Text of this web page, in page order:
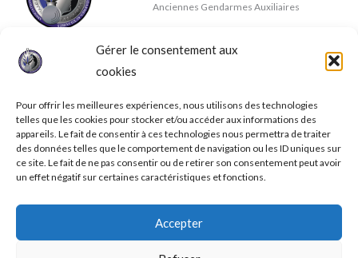
Gérer le consentement aux
cookies
Pour offrir les meilleures expériences, nous utilisons des technologies
telles que les cookies pour stocker et/ou accéder aux informations des
appareils. Le fait de consentir à ces technologies nous permettra de traiter
des données telles que le comportement de navigation ou les ID uniques sur
ce site. Le fait de ne pas consentir ou de retirer son consentement peut avoir
un effet négatif sur certaines caractéristiques et fonctions.
Accepter
Anciennes Gendarmes Auxiliaires
Nous contacter
11 rue de la Doux, 86140 DOUSSAY
© 2026 A.N.A.A.G.A.
Mentions légales
Conditions générales de ventes